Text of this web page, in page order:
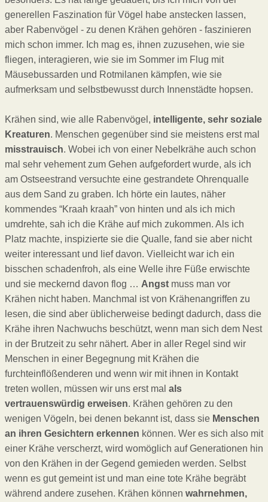
generellen Faszination für Vögel habe anstecken lassen,
aber Rabenvögel - zu denen Krähen gehören - faszinieren
mich schon immer. Ich mag es, ihnen zuzusehen, wie sie
fliegen, interagieren, wie sie im Sommer im Flug mit
Mäusebussarden und Rotmilanen kämpfen, wie sie
aufmerksam und selbstbewusst durch Innenstädte hopsen.
Krähen sind, wie alle Rabenvögel, intelligente, sehr soziale
Kreaturen. Menschen gegenüber sind sie meistens erst mal
misstrauisch. Wobei ich von einer Nebelkrähe auch schon
mal sehr vehement zum Gehen aufgefordert wurde, als ich
am Ostseestrand versuchte eine gestrandete Ohrenqualle
aus dem Sand zu graben. Ich hörte ein lautes, näher
kommendes “Kraah kraah” von hinten und als ich mich
umdrehte, sah ich die Krähe auf mich zukommen. Als ich
Platz machte, inspizierte sie die Qualle, fand sie aber nicht
weiter interessant und lief davon. Vielleicht war ich ein
bisschen schadenfroh, als eine Welle ihre Füße erwischte
und sie meckernd davon flog … Angst muss man vor
Krähen nicht haben. Manchmal ist von Krähenangriffen zu
lesen, die sind aber üblicherweise bedingt dadurch, dass die
Krähe ihren Nachwuchs beschützt, wenn man sich dem Nest
in der Brutzeit zu sehr nähert. Aber in aller Regel sind wir
Menschen in einer Begegnung mit Krähen die
furchteinflößenderen und wenn wir mit ihnen in Kontakt
treten wollen, müssen wir uns erst mal als
vertrauenswürdig erweisen. Krähen gehören zu den
wenigen Vögeln, bei denen bekannt ist, dass sie Menschen
an ihren Gesichtern erkennen können. Wer es sich also mit
einer Krähe verscherzt, wird womöglich auf Generationen hin
von den Krähen in der Gegend gemieden werden. Selbst
wenn es gut gemeint ist und man eine tote Krähe begräbt
während andere zusehen. Krähen können wahrnehmen,